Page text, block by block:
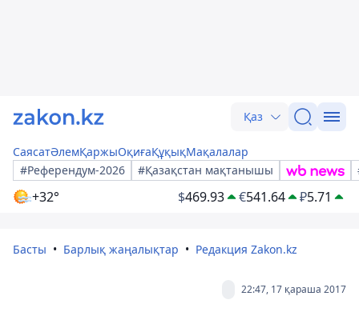
Қаз
СаясатӘлемҚаржыОқиғаҚұқықМақалалар
#Референдум-2026
#Қазақстан мақтанышы
+32° $469.93 €541.64 ₽5.71
Басты Барлық жаңалықтар Редакция Zakon.kz
22:47, 17 қараша 2017